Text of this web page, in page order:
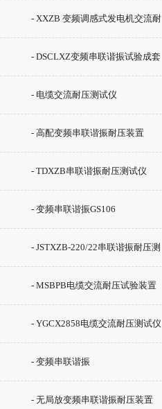
- XXZB 变频调感式发电机交流耐
压装置厂家
- DSCLXZ变频串联谐振试验成套
装置
- 电缆交流耐压测试仪
- 高配变频串联谐振耐压装置
- TDXZB串联谐振耐压测试仪
- 变频串联谐振GS106
- JSTXZB-220/22串联谐振耐压测
试仪
- MSBPB电缆交流耐压试验装置
- YGCX2858电缆交流耐压测试仪
- 变频串联谐振
- 无局放变频串联谐振耐压装置